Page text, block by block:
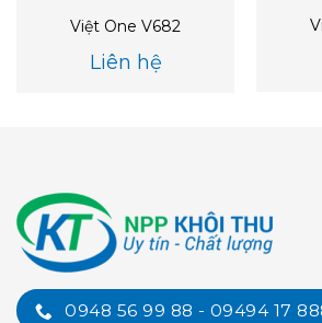
Việt One V682
Liên hệ
0948 56 99 88 - 09494 17